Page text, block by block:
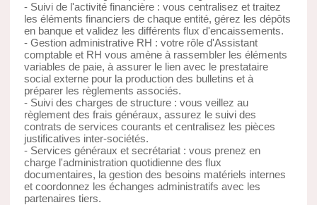
- Suivi de l'activité financière : vous centralisez et traitez
les éléments financiers de chaque entité, gérez les dépôts
en banque et validez les différents flux d'encaissements.
- Gestion administrative RH : votre rôle d'Assistant
comptable et RH vous amène à rassembler les éléments
variables de paie, à assurer le lien avec le prestataire
social externe pour la production des bulletins et à
préparer les règlements associés.
- Suivi des charges de structure : vous veillez au
règlement des frais généraux, assurez le suivi des
contrats de services courants et centralisez les pièces
justificatives inter-sociétés.
- Services généraux et secrétariat : vous prenez en
charge l'administration quotidienne des flux
documentaires, la gestion des besoins matériels internes
et coordonnez les échanges administratifs avec les
partenaires tiers.